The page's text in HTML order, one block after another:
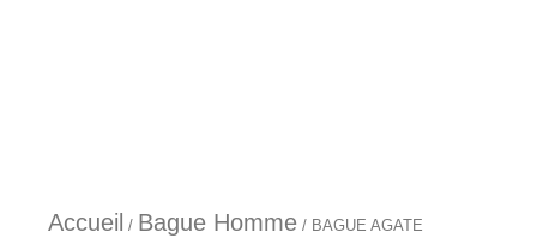
Accueil / Bague Homme / BAGUE AGATE